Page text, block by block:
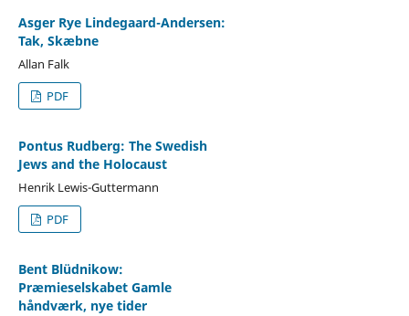
Asger Rye Lindegaard-Andersen:
Tak, Skæbne
Allan Falk
PDF
Pontus Rudberg: The Swedish
Jews and the Holocaust
Henrik Lewis-Guttermann
PDF
Bent Blüdnikow:
Præmieselskabet Gamle
håndværk, nye tider